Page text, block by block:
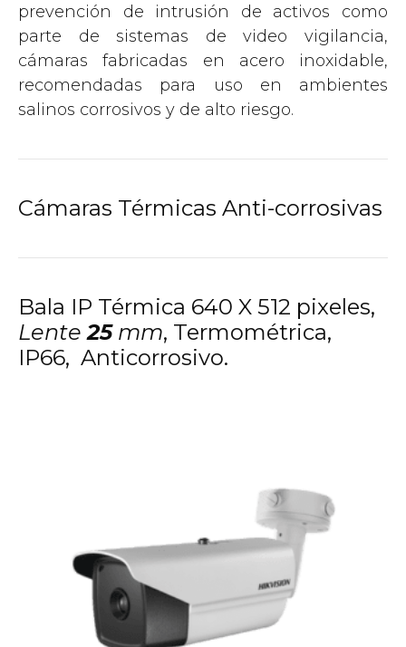
prevención de intrusión de activos como
parte de sistemas de video vigilancia,
cámaras fabricadas en acero inoxidable,
recomendadas para uso en ambientes
salinos corrosivos y de alto riesgo.
Cámaras Térmicas Anti-corrosivas
Bala IP Térmica 640 X 512 pixeles,
Lente25mm, Termométrica,
IP66, Anticorrosivo.